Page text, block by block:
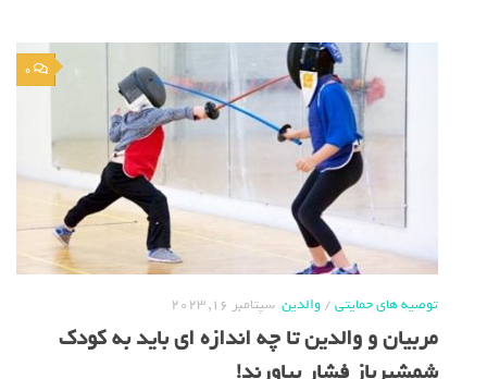
0
توصیه های حمایتی/والدین سپتامبر 16, 2023
مربیان و والدین تا چه اندازه ای باید به کودک